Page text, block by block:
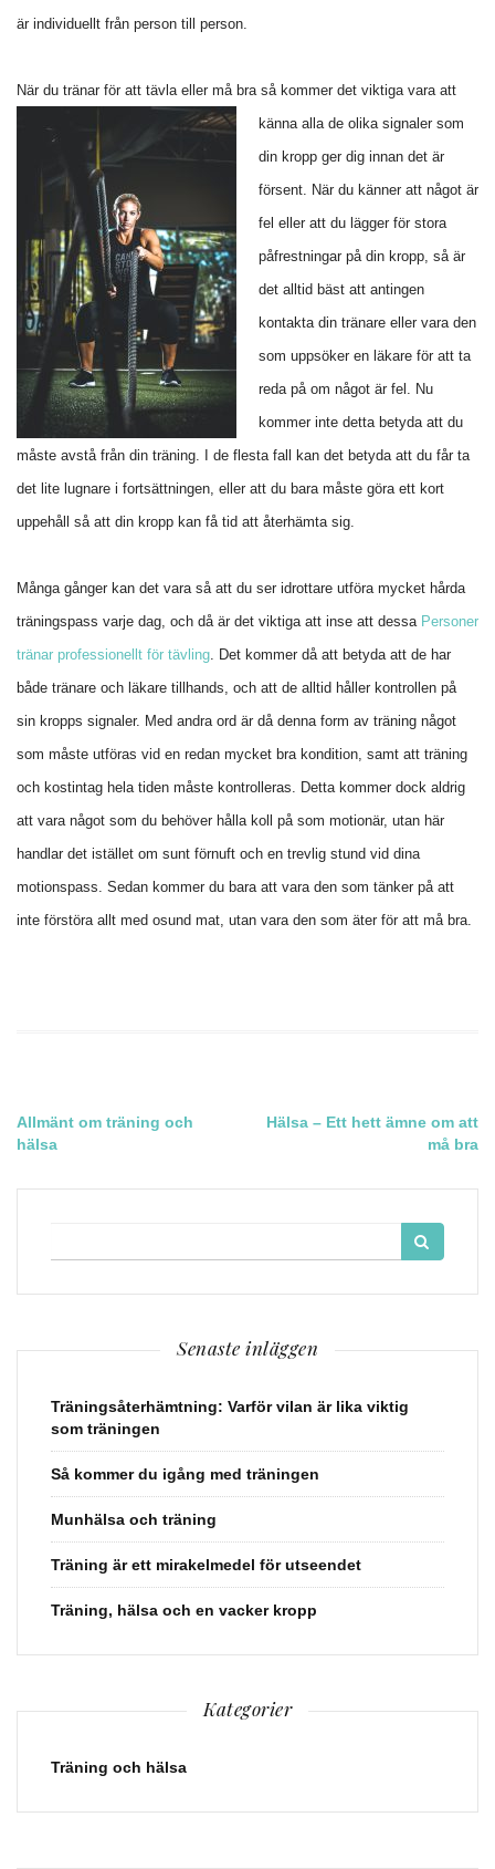
är individuellt från person till person.
När du tränar för att tävla eller må bra så kommer det viktiga vara att
känna alla de olika signaler som
din kropp ger dig innan det är
försent. När du känner att något är
fel eller att du lägger för stora
påfrestningar på din kropp, så är
det alltid bäst att antingen
kontakta din tränare eller vara den
som uppsöker en läkare för att ta
reda på om något är fel. Nu
kommer inte detta betyda att du
måste avstå från din träning. I de flesta fall kan det betyda att du får ta
det lite lugnare i fortsättningen, eller att du bara måste göra ett kort
uppehåll så att din kropp kan få tid att återhämta sig.
Många gånger kan det vara så att du ser idrottare utföra mycket hårda
träningspass varje dag, och då är det viktiga att inse att dessa Personer
tränar professionellt för tävling . Det kommer då att betyda att de har
både tränare och läkare tillhands, och att de alltid håller kontrollen på
sin kropps signaler. Med andra ord är då denna form av träning något
som måste utföras vid en redan mycket bra kondition, samt att träning
och kostintag hela tiden måste kontrolleras. Detta kommer dock aldrig
att vara något som du behöver hålla koll på som motionär, utan här
handlar det istället om sunt förnuft och en trevlig stund vid dina
motionspass. Sedan kommer du bara att vara den som tänker på att
inte förstöra allt med osund mat, utan vara den som äter för att må bra.
Inläggsnavigering
Allmänt om träning och
hälsa
Hälsa – Ett hett ämne om att
må bra
Senaste inläggen
Träningsåterhämtning: Varför vilan är lika viktig
som träningen
Så kommer du igång med träningen
Munhälsa och träning
Träning är ett mirakelmedel för utseendet
Träning, hälsa och en vacker kropp
Kategorier
Träning och hälsa